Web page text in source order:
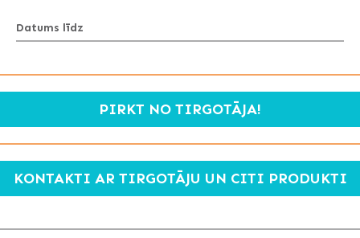
Datums līdz
PIRKT NO TIRGOTĀJA!
KONTAKTI AR TIRGOTĀJU UN CITI PRODUKTI